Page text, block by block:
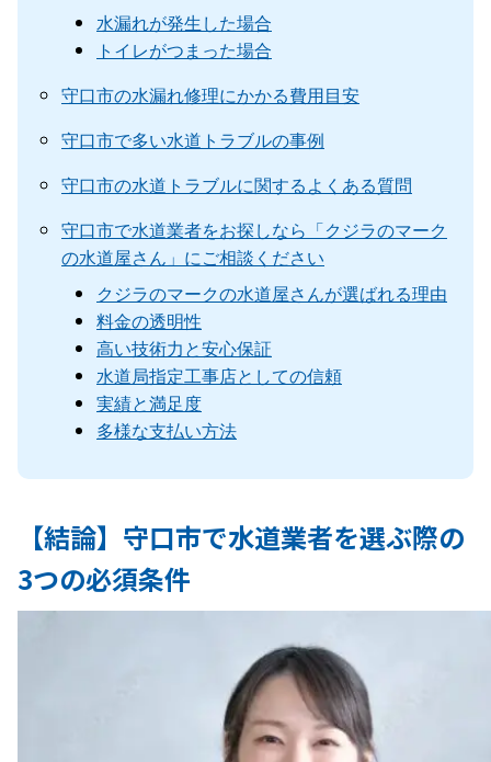
水漏れが発生した場合
トイレがつまった場合
守口市の水漏れ修理にかかる費用目安
守口市で多い水道トラブルの事例
守口市の水道トラブルに関するよくある質問
守口市で水道業者をお探しなら「クジラのマーク
の水道屋さん」にご相談ください
クジラのマークの水道屋さんが選ばれる理由
料金の透明性
高い技術力と安心保証
水道局指定工事店としての信頼
実績と満足度
多様な支払い方法
【結論】守口市で水道業者を選ぶ際の
3つの必須条件